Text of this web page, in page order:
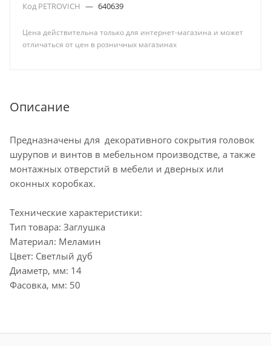
Код PETROVICH — 640639
Цена действительна только для интернет-магазина и может
отличаться от цен в розничных магазинах
Описание
Предназначены для декоративного сокрытия головок
шурупов и винтов в мебельном производстве, а также
монтажных отверстий в мебели и дверных или
оконных коробках.
Технические характеристики:
Тип товара: Заглушка
Материал: Меламин
Цвет: Светлый дуб
Диаметр, мм: 14
Фасовка, мм: 50